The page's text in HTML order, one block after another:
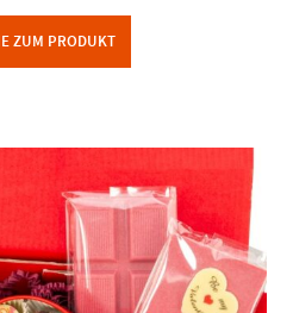
ZUM PRODUKT